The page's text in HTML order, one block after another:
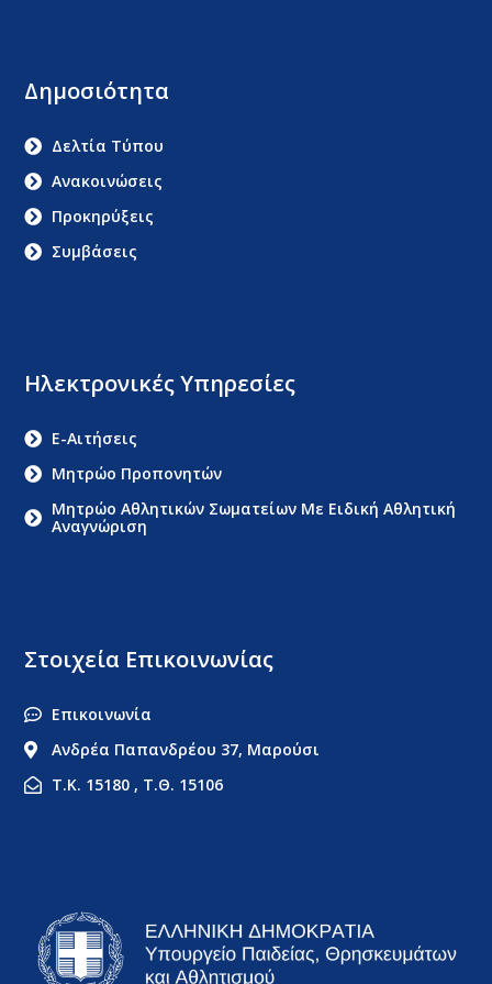
Στοιχεία Επικοινωνίας
Επικοινωνία
Ανδρέα Παπανδρέου 37, Μαρούσι
Τ.Κ. 15180 , Τ.Θ. 15106
Ηλεκτρονικές Υπηρεσίες
E-Αιτήσεις
Μητρώο Προπονητών
Μητρώο Αθλητικών Σωματείων Με Ειδική Αθλητική
Αναγνώριση
Δημοσιότητα
Δελτία Τύπου
Ανακοινώσεις
Προκηρύξεις
Συμβάσεις